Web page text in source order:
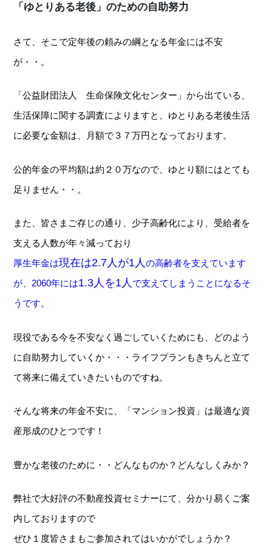
「ゆとりある老後」のための自助努力
さて、そこで定年後の頼みの綱となる年金には不安
が・・。
「公益財団法人 生命保険文化センター」から出ている、
生活保障に関する調査によりますと、ゆとりある老後生活
に必要な金額は、月額で３７万円となっております。
公的年金の平均額は約２０万なので、ゆとり額にはとても
足りません・・。
また、皆さまご存じの通り、少子高齢化により、受給者を
支える人数が年々減っており
厚生年金は現在は2.7人が1人の高齢者を支えています
が、2060年には1.3人を1人 で支えてしまうことになるそ
うです。
現役である今を不安なく過ごしていくためにも、どのよう
に自助努力していくか・・・ライフプランもきちんと立て
て将来に備えていきたいものですね。
そんな将来の年金不安に、「マンション投資」は最適な資
産形成のひとつです！
豊かな老後のために・・どんなものか？どんなしくみか？
弊社で大好評の不動産投資セミナーにて、分かり易くご案
内しておりますので
ぜひ１度皆さまもご参加されてはいかがでしょうか？